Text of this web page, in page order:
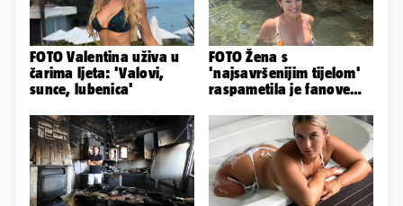
FOTO Valentina uživa u
čarima ljeta: 'Valovi,
sunce, lubenica'
FOTO Žena s
'najsavršenijim tijelom'
raspametila je fanove
plićaka